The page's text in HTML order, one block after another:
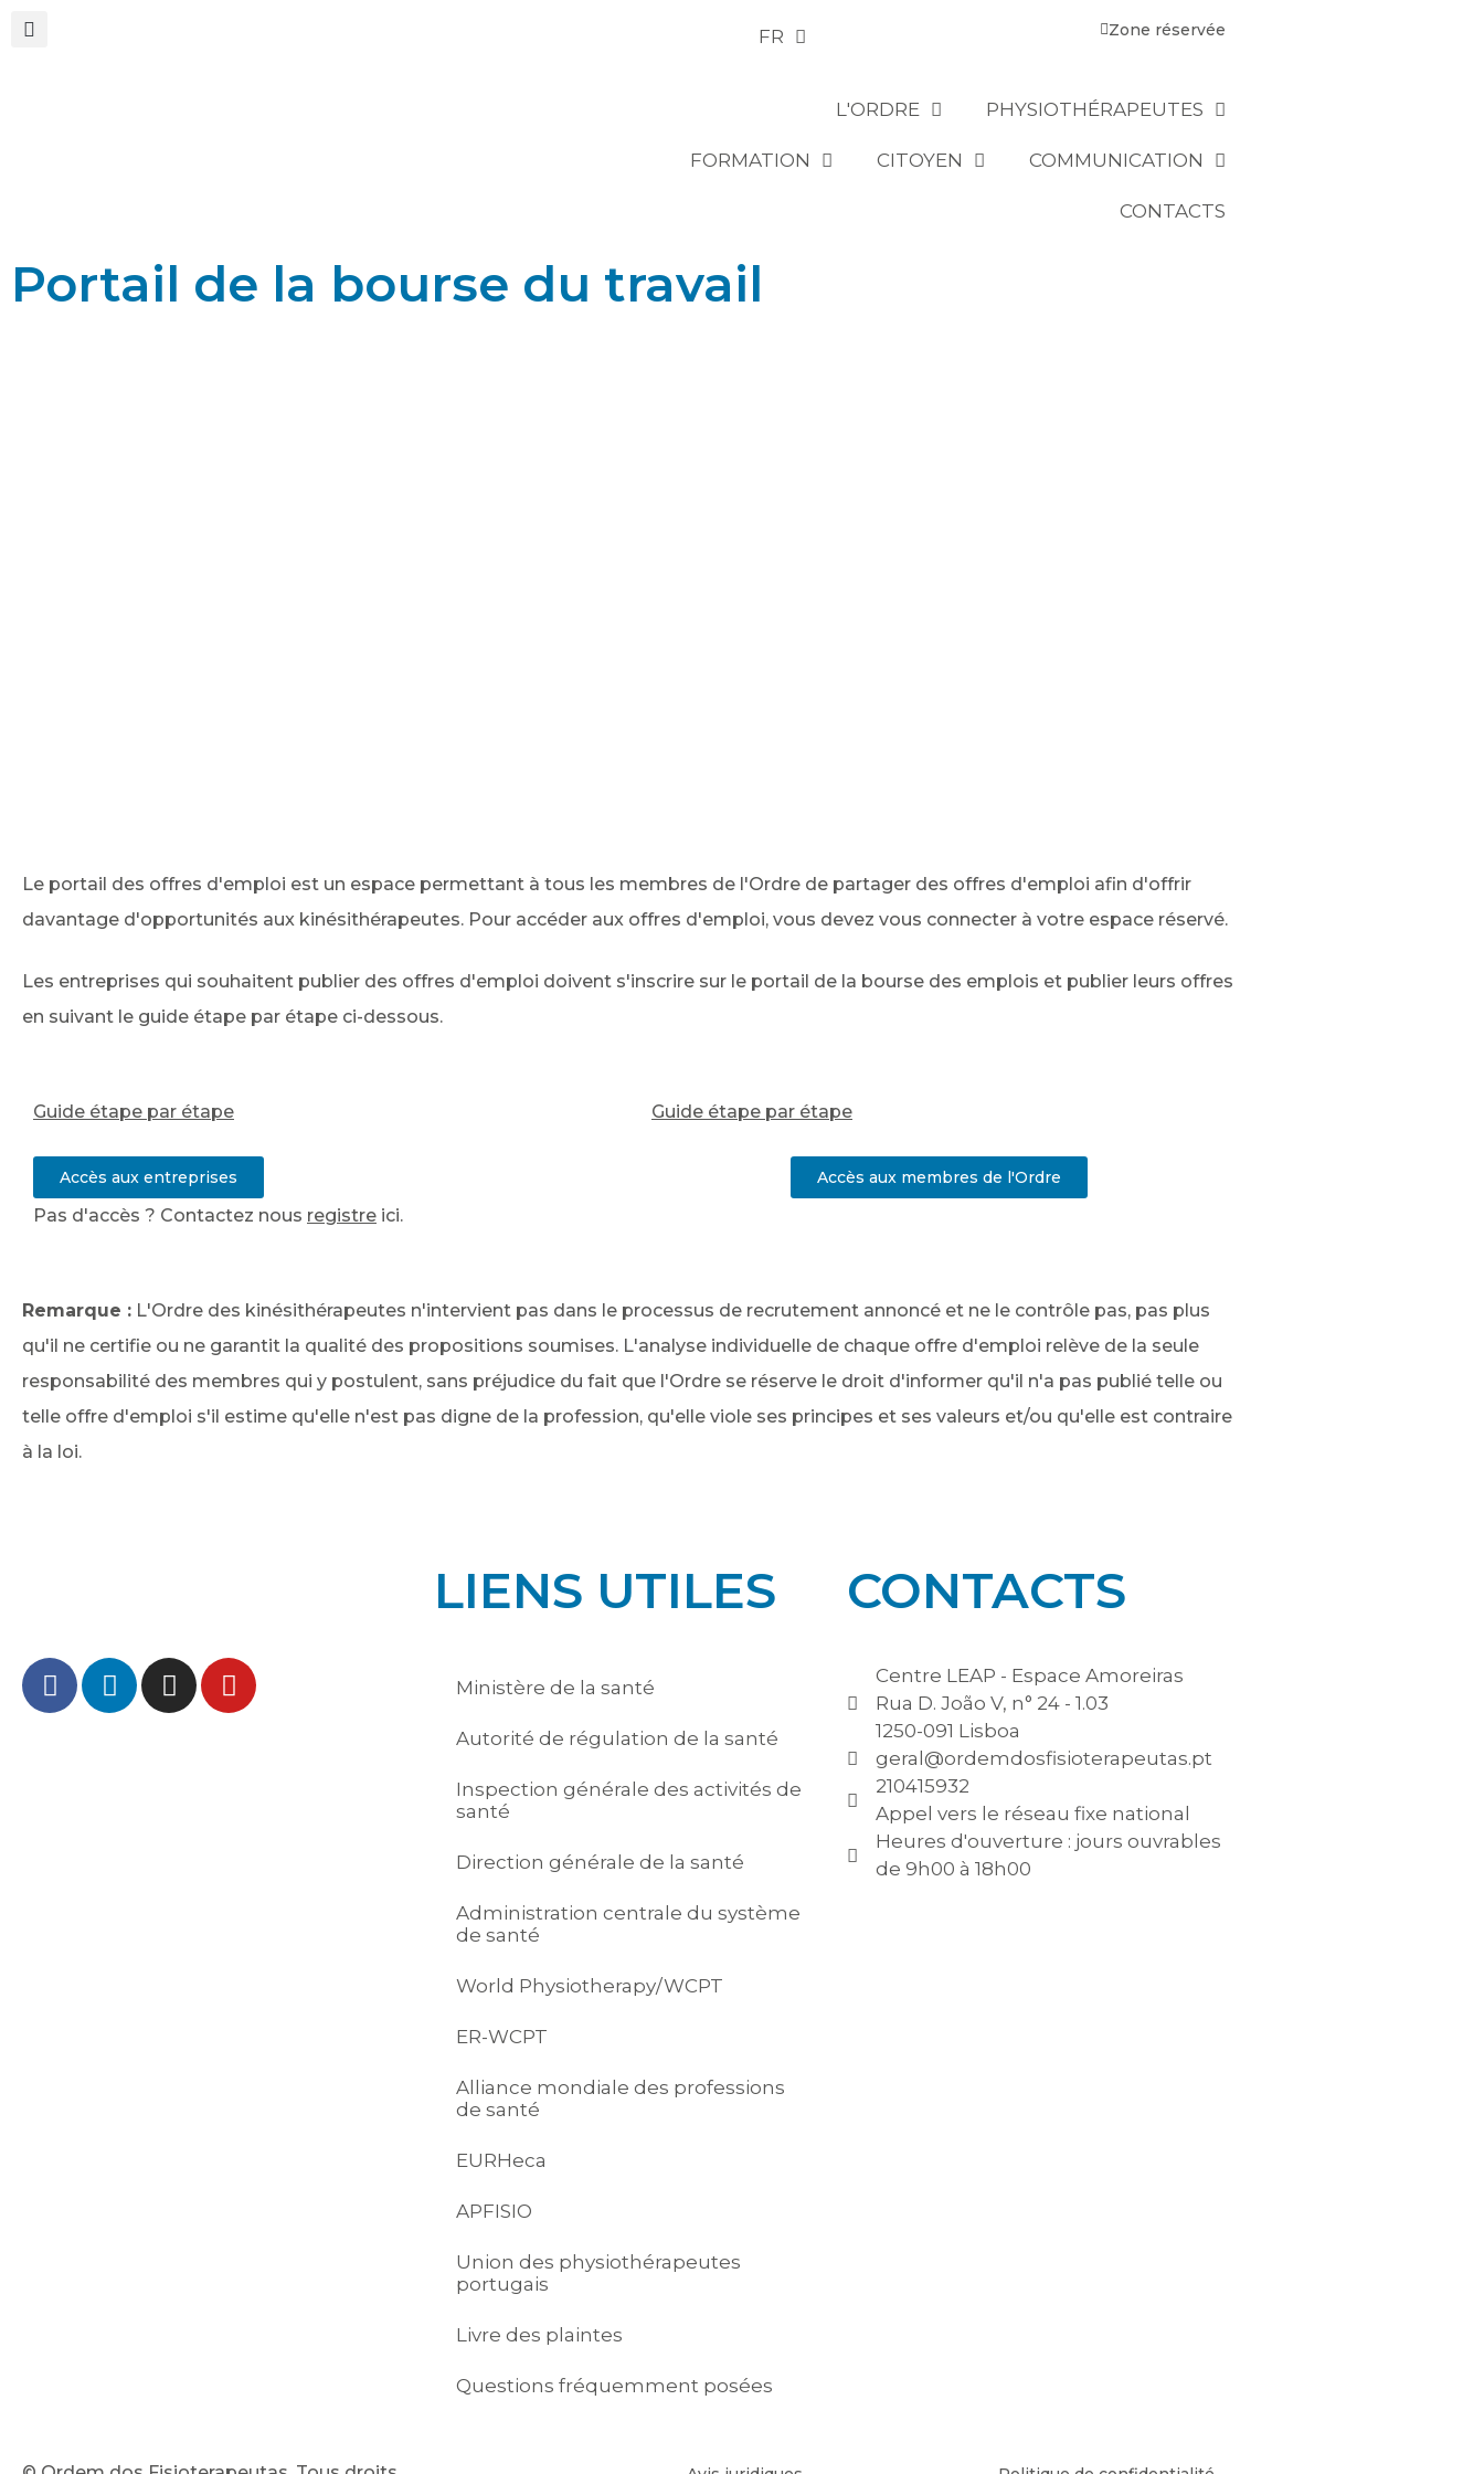
FR Zone réservée
L'ORDRE PHYSIOTHÉRAPEUTES
FORMATION CITOYEN COMMUNICATION
CONTACTS
Portail de la bourse du travail
Le portail des offres d'emploi est un espace permettant à tous les membres de l'Ordre de partager des offres d'emploi afin d'offrir
davantage d'opportunités aux kinésithérapeutes. Pour accéder aux offres d'emploi, vous devez vous connecter à votre espace réservé.
Les entreprises qui souhaitent publier des offres d'emploi doivent s'inscrire sur le portail de la bourse des emplois et publier leurs offres
en suivant le guide étape par étape ci-dessous.
Guide étape par étape
Accès aux entreprises
Pas d'accès ? Contactez nous registre ici.
Guide étape par étape
Accès aux membres de l'Ordre
Remarque : L'Ordre des kinésithérapeutes n'intervient pas dans le processus de recrutement annoncé et ne le contrôle pas, pas plus
qu'il ne certifie ou ne garantit la qualité des propositions soumises. L'analyse individuelle de chaque offre d'emploi relève de la seule
responsabilité des membres qui y postulent, sans préjudice du fait que l'Ordre se réserve le droit d'informer qu'il n'a pas publié telle ou
telle offre d'emploi s'il estime qu'elle n'est pas digne de la profession, qu'elle viole ses principes et ses valeurs et/ou qu'elle est contraire
à la loi.
LIENS UTILES
Ministère de la santé
Autorité de régulation de la santé
Inspection générale des activités de
santé
Direction générale de la santé
Administration centrale du système
de santé
World Physiotherapy/WCPT
ER-WCPT
Alliance mondiale des professions
de santé
EURHeca
APFISIO
Union des physiothérapeutes
portugais
Livre des plaintes
Questions fréquemment posées
CONTACTS
Centre LEAP - Espace Amoreiras
Rua D. João V, n° 24 - 1.03
1250-091 Lisboa
geral@ordemdosfisioterapeutas.pt
210415932
Appel vers le réseau fixe national
Heures d'ouverture : jours ouvrables
de 9h00 à 18h00